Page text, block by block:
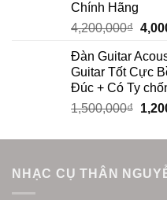
Chính Hãng
4,200,000₫
Đàn Guitar
Guitar Tốt Cực
Đúc + Có Ty
1,500,000₫
NHẠC CỤ THÂN